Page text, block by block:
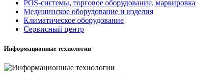
POS-системы, торговое оборудование, маркировка
Медицинское оборудование и изделия
Климатическое оборудование
Сервисный центр
Информационные технологии